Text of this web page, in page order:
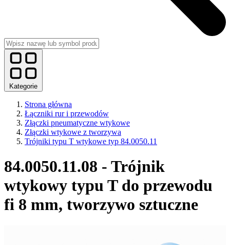
Kategorie
Strona główna
Łączniki rur i przewodów
Złączki pneumatyczne wtykowe
Złączki wtykowe z tworzywa
Trójniki typu T wtykowe typ 84.0050.11
84.0050.11.08 - Trójnik
wtykowy typu T do przewodu
fi 8 mm, tworzywo sztuczne